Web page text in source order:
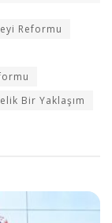
Reformu
Bir Yaklaşım